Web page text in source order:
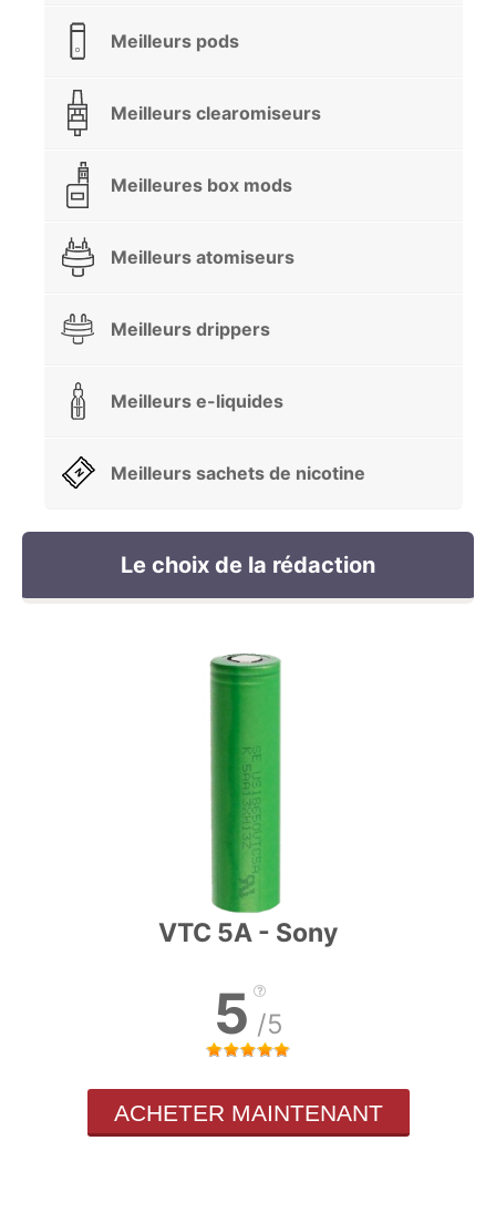
Meilleurs pods
Meilleurs clearomiseurs
Meilleures box mods
Meilleurs atomiseurs
Meilleurs drippers
Meilleurs e-liquides
Meilleurs sachets de nicotine
Le choix de la rédaction
VTC 5A - Sony
5 /5
ACHETER MAINTENANT